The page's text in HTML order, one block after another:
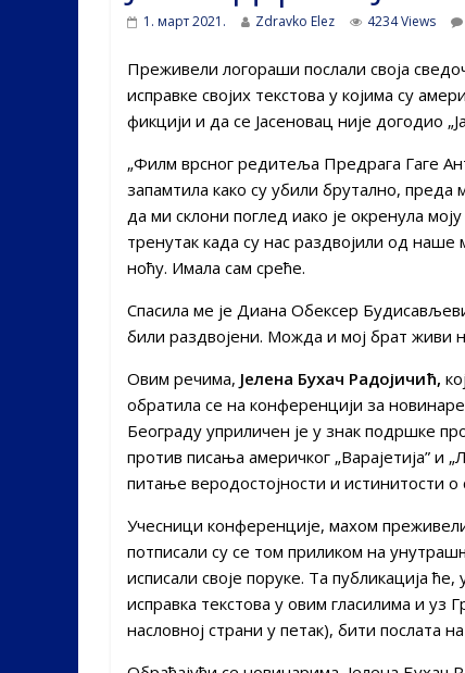
1. март 2021. Zdravko Elez 4234 Views
Преживели логораши послали своја
исправке својих текстова у којима су
фикцији и да се Јасеновац није догодио
„Филм врсног редитеља Предрага Гаге
запамтила како су убили брутално, преда
да ми склони поглед иако је окренула
тренутак када су нас раздвојили од
ноћу. Имала сам среће.
Спасила ме је Диана Обексер
били раздвојени. Можда и мој брат живи
Овим речима, Јелена Бухач Радојичић,
обратила се на конференцији за
Београду уприличен је у знак подршке
против писања америчког „Варајетија” и
питање веродостојности и истинитости
Учесници конференције, махом
потписали су се том приликом на
исписали своје поруке. Та публикација ће,
исправка текстова у овим гласилима и уз
насловној страни у петак), бити послата